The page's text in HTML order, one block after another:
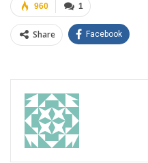
1
960
Share Facebook